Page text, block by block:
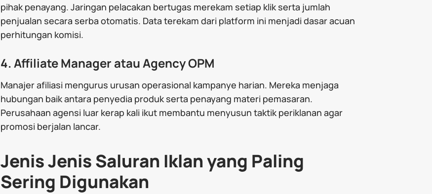
pihak penayang. Jaringan pelacakan bertugas merekam setiap klik serta jumlah
penjualan secara serba otomatis. Data terekam dari platform ini menjadi dasar acuan
perhitungan komisi.
4. Affiliate Manager atau Agency OPM
Manajer afiliasi mengurus urusan operasional kampanye harian. Mereka menjaga
hubungan baik antara penyedia produk serta penayang materi pemasaran.
Perusahaan agensi luar kerap kali ikut membantu menyusun taktik periklanan agar
promosi berjalan lancar.
Jenis Jenis Saluran Iklan yang Paling
Sering Digunakan